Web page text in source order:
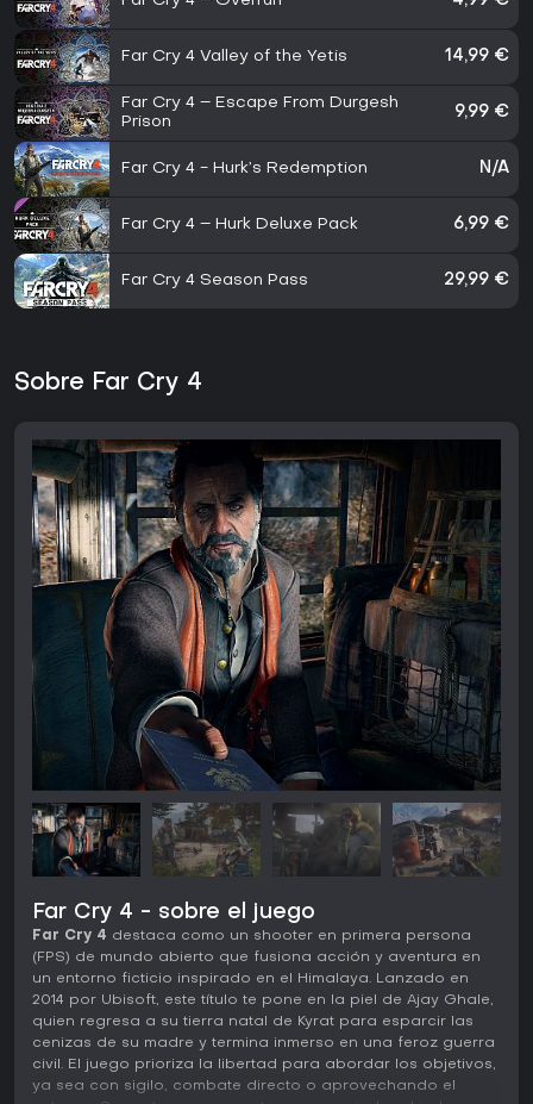
Far Cry 4 Valley of the Yetis 14,99 €
Far Cry 4 – Escape From Durgesh
Prison
9,99 €
Far Cry 4 - Hurk’s Redemption N/A
Far Cry 4 – Hurk Deluxe Pack 6,99 €
Far Cry 4 Season Pass 29,99 €
Sobre Far Cry 4
Far Cry 4 - sobre el juego
Far Cry 4 destaca como un shooter en primera persona
(FPS) de mundo abierto que fusiona acción y aventura en
un entorno ficticio inspirado en el Himalaya. Lanzado en
2014 por Ubisoft, este título te pone en la piel de Ajay Ghale,
quien regresa a su tierra natal de Kyrat para esparcir las
cenizas de su madre y termina inmerso en una feroz guerra
civil. El juego prioriza la libertad para abordar los objetivos,
ya sea con sigilo, combate directo o aprovechando el